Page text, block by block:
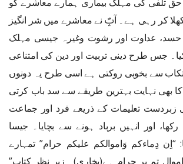
کر رہی ہے۔ آپؐ نے معاشرے میں شر انگیز
حسد، عداوت اور رشوت وغیرہ جیسی مہلک
کیا۔ جس طرح دینی تربیت اور دین کی امتناعی
سے بخوبی روکتی ہے اسی طرح یہ دونوں
بھی نہایت بہترین طریقے سے سد باب کرتی
زبردست تعلیمات کے ذریعے فرد اور جماعت
اور انہیں برباد ہونے سے بچایا۔ جیسا
دِماءکم وَاموالکم علیکم حرام” تمہارے
تم پر حرام ہے(بخاری)۔ زیر نظر کتاب”